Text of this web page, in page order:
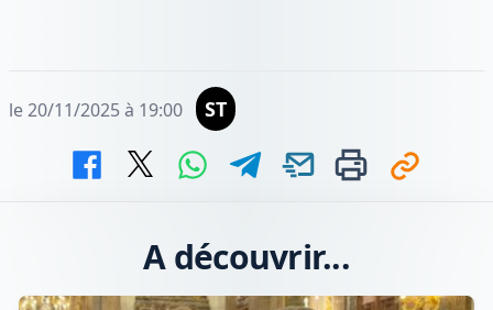
le 20/11/2025 à 19:00 ST
A découvrir...